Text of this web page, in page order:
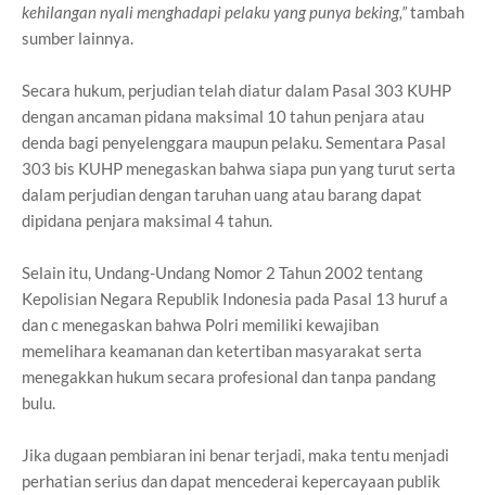
kehilangan nyali menghadapi pelaku yang punya beking,”tambah
sumber lainnya.
Secara hukum, perjudian telah diatur dalam Pasal 303 KUHP
dengan ancaman pidana maksimal 10 tahun penjara atau
denda bagi penyelenggara maupun pelaku. Sementara Pasal
303 bis KUHP menegaskan bahwa siapa pun yang turut serta
dalam perjudian dengan taruhan uang atau barang dapat
dipidana penjara maksimal 4 tahun.
Selain itu, Undang-Undang Nomor 2 Tahun 2002 tentang
Kepolisian Negara Republik Indonesia pada Pasal 13 huruf a
dan c menegaskan bahwa Polri memiliki kewajiban
memelihara keamanan dan ketertiban masyarakat serta
menegakkan hukum secara profesional dan tanpa pandang
bulu.
Jika dugaan pembiaran ini benar terjadi, maka tentu menjadi
perhatian serius dan dapat mencederai kepercayaan publik